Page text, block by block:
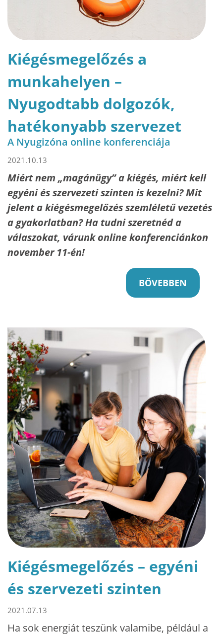
Kiégésmegelőzés a
munkahelyen –
Nyugodtabb dolgozók,
hatékonyabb szervezet
A Nyugizóna online konferenciája
2021.10.13
Miért nem „magánügy” a kiégés, miért kell
egyéni és szervezeti szinten is kezelni? Mit
jelent a kiégésmegelőzés szemléletű vezetés
a gyakorlatban? Ha tudni szeretnéd a
válaszokat, várunk online konferenciánkon
november 11-én!
BŐVEBBEN
Kiégésmegelőzés – egyéni
és szervezeti szinten
2021.07.13
Ha sok energiát teszünk valamibe, például a